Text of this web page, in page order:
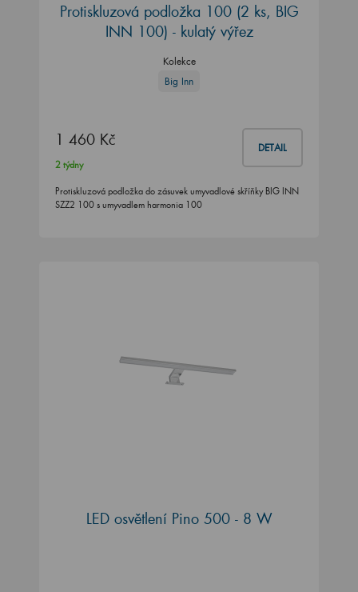
Protiskluzová podložka 100 (2 ks, BIG
INN 100) - kulatý výřez
Kolekce
Big Inn
1 460 Kč DETAIL
2 týdny
Protiskluzová podložka do zásuvek umyvadlové skříňky BIG INN
SZZ2 100 s umyvadlem harmonia 100
LED osvětlení Pino 500 - 8 W